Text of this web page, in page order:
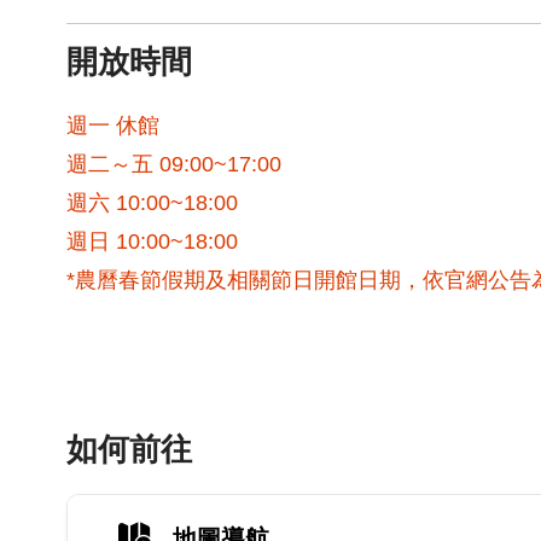
開放時間
週一 休館
週二～五 09:00~17:00
週六 10:00~18:00
週日 10:00~18:00
*農曆春節假期及相關節日開館日期，依官網公告
如何前往